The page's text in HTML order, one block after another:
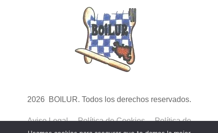
2026 BOILUR. Todos los derechos reservados.
Aviso Legal Política de Cookies
Política de